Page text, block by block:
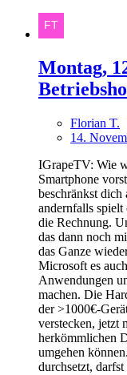
Montag,
Florian T.
14.
IGrapeTV: Wie
Smartphone
beschränkst dich
andernfalls
die Rechnung.
das dann noch
das Ganze
Microsoft es
Anwendungen
machen. Die
der >1000€-
verstecken, jetzt
herkömmlichen
umgehen
durchsetzt,